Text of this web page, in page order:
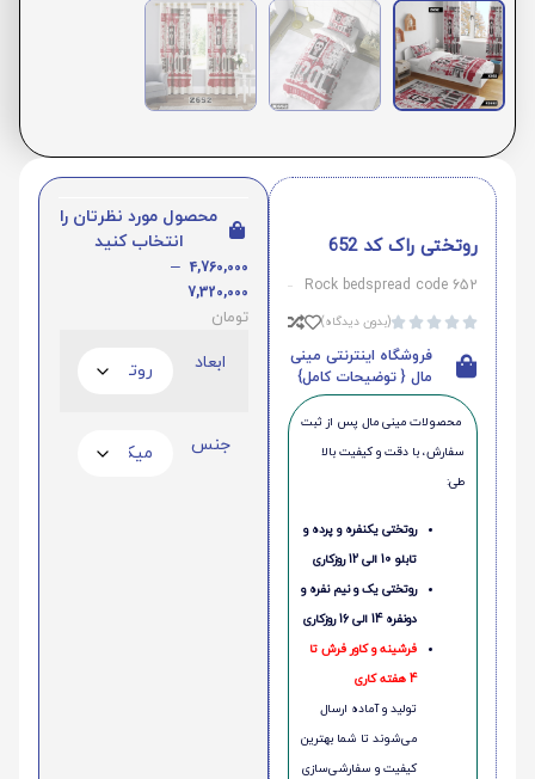
روتختی راک کد 652
Rock bedspread code 652




(بدون دیدگاه)
فروشگاه اینترنتی مینی
مال { توضیحات کامل}
محصولات مینی‌ مال پس از ثبت
سفارش، با دقت و کیفیت بالا
طی:
روتختی یکنفره و پرده و
تابلو 10 الی 12 روزکاری
روتختی یک و نیم نفره و
دونفره 14 الی 16 روزکاری
فرشینه و کاور فرش تا
4 هفته کاری
تولید و آماده ارسال
می‌شوند تا شما بهترین
کیفیت و سفارشی‌سازی
محصول مورد نظرتان را
انتخاب کنید
4,760,000
–
7,320,000
تومان
ابعاد
جنس